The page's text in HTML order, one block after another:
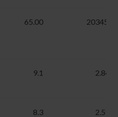
65.00 20345.00
9.1 2.8483
8.3 2.5979